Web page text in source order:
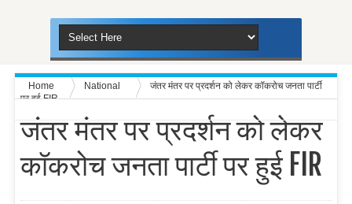
Home National
जंतर मंतर पर प्रदर्शन को लेकर कॉकरोच जनता पार्टी
पर हुई FIR
जंतर मंतर पर प्रदर्शन को लेकर
कॉकरोच जनता पार्टी पर हुई FIR